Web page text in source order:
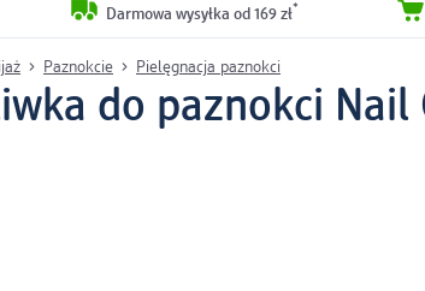
Darmowa wysyłka od 169 zł*
Paznokcie Pielęgnacja paznokci
do paznokci